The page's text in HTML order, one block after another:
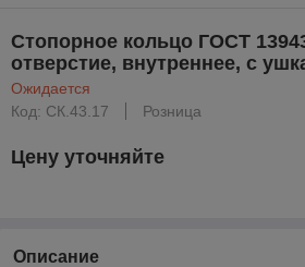
Стопорное кольцо ГОСТ
отверстие, внутреннее, с
Ожидается
Код: CК.43.17
Розница
Цену уточняйте
Описание